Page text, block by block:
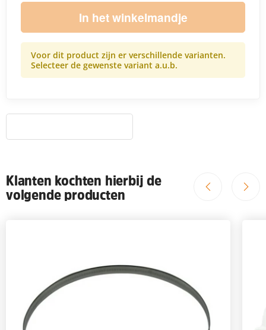
In het winkelmandje
Voor dit product zijn er verschillende varianten.
Selecteer de gewenste variant a.u.b.
Klanten kochten hierbij de
volgende producten